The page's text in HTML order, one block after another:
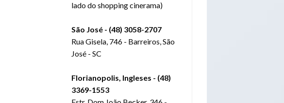
lado do shopping cinerama)
São José - (48) 3058-2707
Rua Gisela, 746 - Barreiros, São
José - SC
Florianopolis, Ingleses - (48)
3369-1553